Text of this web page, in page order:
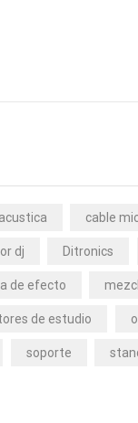
cable
dj Ditronics
de efecto
de estudio
soporte